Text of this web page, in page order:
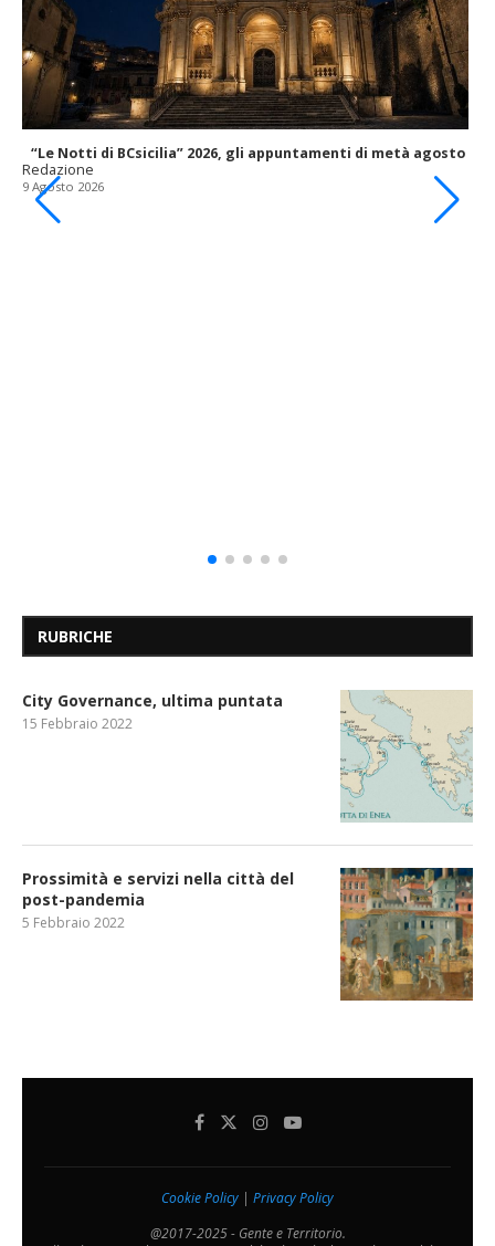
“Le Notti di BCsicilia” 2026, gli appuntamenti di metà agosto
Redazione
9 Agosto 2026
RUBRICHE
City Governance, ultima puntata
15 Febbraio 2022
Prossimità e servizi nella città del
post-pandemia
5 Febbraio 2022
Cookie Policy | Privacy Policy
@2017-2025 - Gente e Territorio.